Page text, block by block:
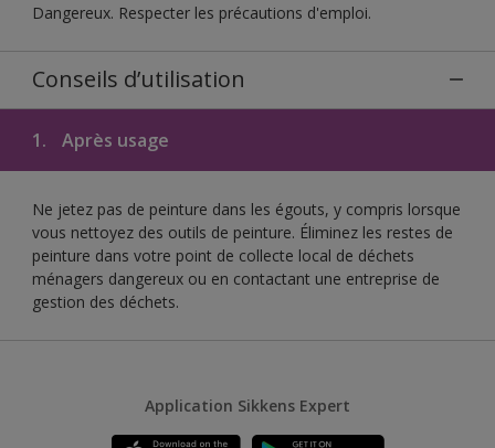
Dangereux. Respecter les précautions d'emploi.
Conseils d’utilisation
1. Après usage
Ne jetez pas de peinture dans les égouts, y compris lorsque
vous nettoyez des outils de peinture. Éliminez les restes de
peinture dans votre point de collecte local de déchets
ménagers dangereux ou en contactant une entreprise de
gestion des déchets.
Application Sikkens Expert